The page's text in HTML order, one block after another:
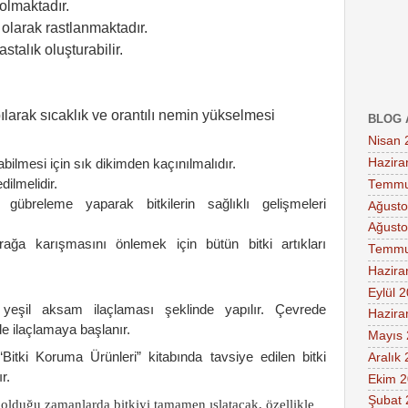
rastlanmaktadır.
oluşturabilir.
sıcaklık ve orantılı nemin yükselmesi
için sık dikimden kaçınılmalıdır.
yaparak bitkilerin sağlıklı gelişmeleri
karışmasını önlemek için bütün bitki artıkları
aksam ilaçlaması şeklinde yapılır. Çevrede
ilaçlamaya başlanır.
Koruma Ürünleri” kitabında tavsiye edilen bitki
zamanlarda bitkiyi tamamen ıslatacak, özellikle
BLOG
Nisan
Eylül
Mayıs
Aralık
Ekim
Şubat